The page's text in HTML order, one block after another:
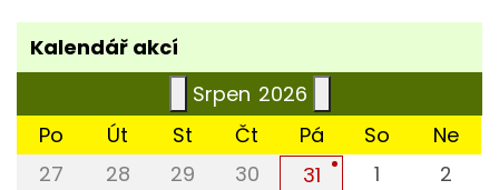
Kalendář akcí
Srpen 2026
Po
Út St Čt Pá So
Ne
27
28 29 30 31 1
2